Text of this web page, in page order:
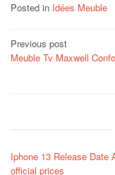
Posted in Idées Meuble
Post
navigation
Previous post
Meuble Tv Maxwell
Iphone 13 Release Date
official prices